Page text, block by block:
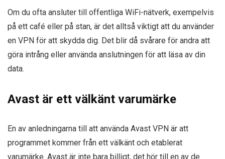
Om du ofta ansluter till offentliga WiFi-nätverk, exempelvis
på ett café eller på stan, är det alltså viktigt att du använder
en VPN för att skydda dig. Det blir då svårare för andra att
göra intrång eller använda anslutningen för att läsa av din
data.
Avast är ett välkänt varumärke
En av anledningarna till att använda Avast VPN är att
programmet kommer från ett välkänt och etablerat
varumärke. Avast är inte bara billigt, det hör till en av de